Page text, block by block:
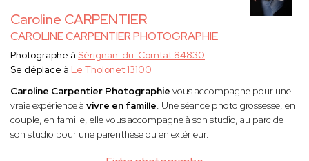
Caroline CARPENTIER
CAROLINE CARPENTIER PHOTOGRAPHIE
Photographe à Sérignan-du-Comtat 84830
Se déplace à Le Tholonet 13100
Caroline Carpentier Photographie vous accompagne pour une
vraie expérience à vivre en famille. Une séance photo grossesse, en
couple, en famille, elle vous accompagne à son studio, au parc de
son studio pour une parenthèse ou en extérieur.